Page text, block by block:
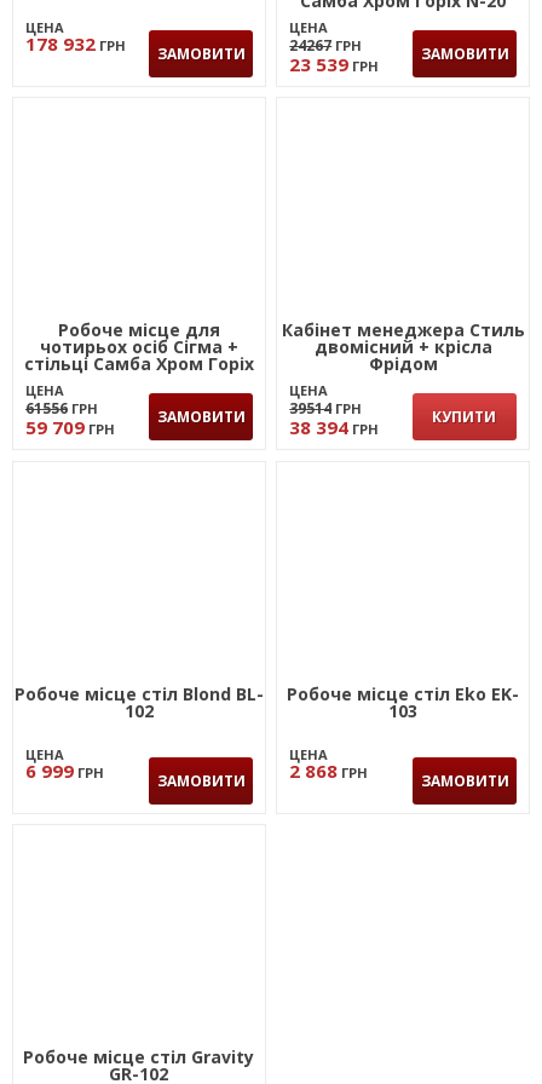
ЦЕНА
178 932 ГРН ЗАМОВИТИ
ЦЕНА
24267 ГРН
23 539 ГРН
ЗАМОВИТИ
Робоче місце для
чотирьох осіб Сігма +
стільці Самба Хром Горіх
ЦЕНА
61556 ГРН
59 709 ГРН
ЗАМОВИТИ
Кабінет менеджера Стиль
двомісний + крісла
Фрідом
ЦЕНА
39514 ГРН
38 394 ГРН
КУПИТИ
Робоче місце стіл Blond BL-
102
ЦЕНА
6 999 ГРН ЗАМОВИТИ
Робоче місце стіл Eko EK-
103
ЦЕНА
2 868 ГРН ЗАМОВИТИ
Робоче місце стіл Gravity
GR-102